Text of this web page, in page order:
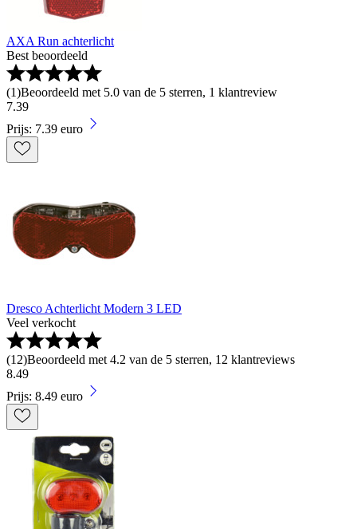
AXA Run achterlicht
Best beoordeeld
(1)Beoordeeld met 5.0 van de 5 sterren, 1 klantreview
7.39
Prijs: 7.39 euro
Dresco Achterlicht Modern 3 LED
Veel verkocht
(12)Beoordeeld met 4.2 van de 5 sterren, 12 klantreviews
8.49
Prijs: 8.49 euro